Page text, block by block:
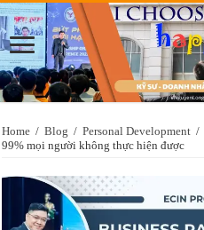
Home / Blog / Personal Development /
99% mọi người không thực hiện được